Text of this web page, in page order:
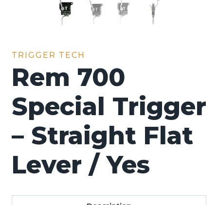
TRIGGER TECH
Rem 700
Special Trigger
– Straight Flat
Lever / Yes